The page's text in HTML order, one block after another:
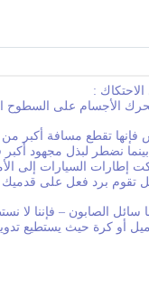
:
الأجسام على السطوح
فإنها تقطع مسافة أكبر
نضطر لبذل مجهود
إطارات السيارات
تقوم برد فعل على
سائل الصابون – فإننا لا
أو كرة حيث يستطيع